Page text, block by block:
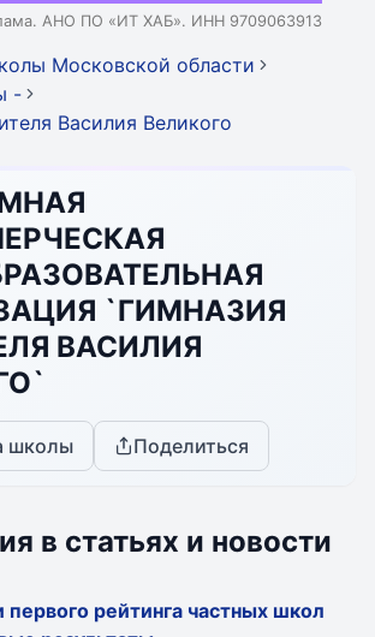
АНО ПО «ИТ ХАБ». ИНН 9709063913
Московской области
-
Василия Великого
`ГИМНАЗИЯ
ВАСИЛИЯ
школы Поделиться
в статьях и новости
первого рейтинга частных школ